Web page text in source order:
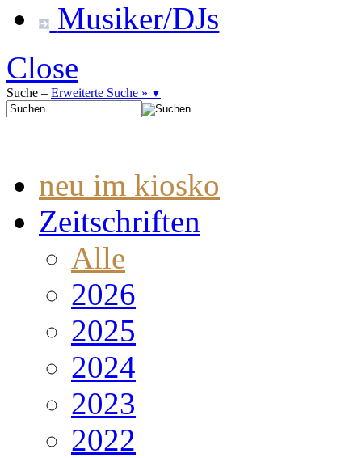
Musiker/DJs
Close
Suche – Erweiterte Suche » ▼
neu im kiosko
Zeitschriften
Alle
2026
2025
2024
2023
2022